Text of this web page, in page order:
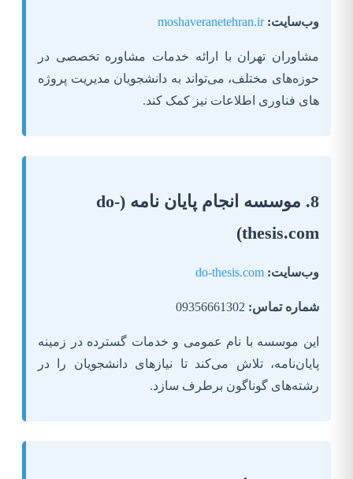
وب‌سایت: moshaveranetehran.ir
مشاوران تهران با ارائه خدمات مشاوره تخصصی در
حوزه‌های مختلف، می‌تواند به دانشجویان مدیریت پروژه
های فناوری اطلاعات نیز کمک کند.
8. موسسه انجام پایان نامه (do-
thesis.com)
وب‌سایت: do-thesis.com
شماره تماس:
این موسسه با نام عمومی و خدمات گسترده در زمینه
پایان‌نامه، تلاش می‌کند تا نیازهای دانشجویان را در
رشته‌های گوناگون برطرف سازد.